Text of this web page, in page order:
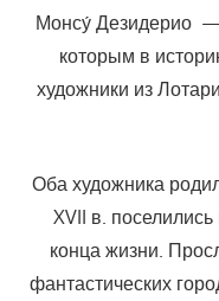
Монсу́ Дезидерио
которым в
художники из
Оба художника
XVII в.
конца жизни.
фантастических